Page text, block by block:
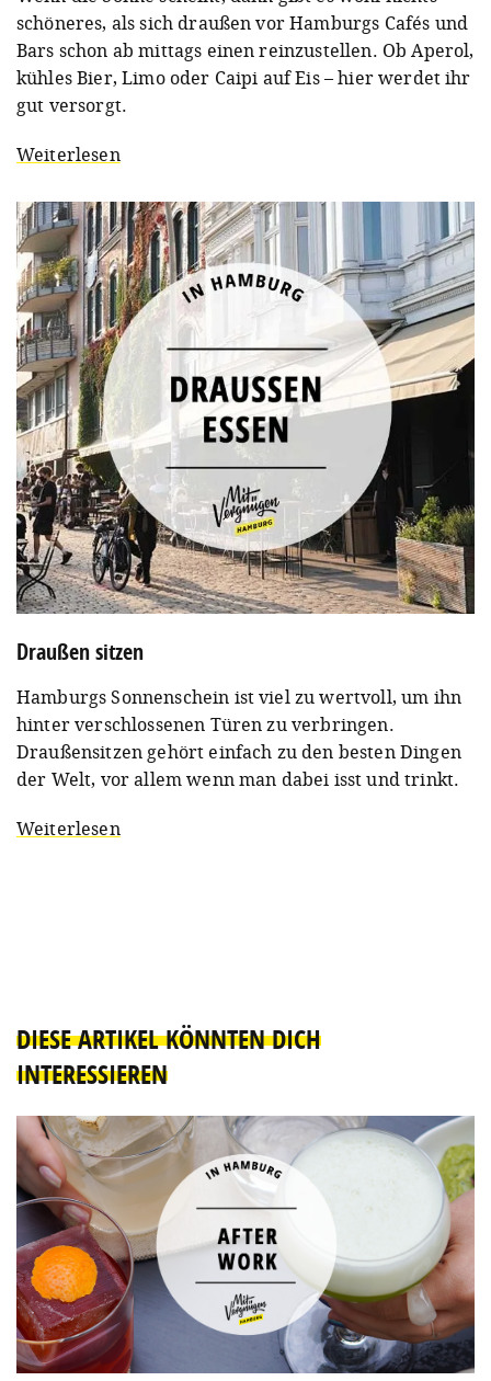
schöneres, als sich draußen vor Hamburgs Cafés und
Bars schon ab mittags einen reinzustellen. Ob Aperol,
kühles Bier, Limo oder Caipi auf Eis – hier werdet ihr
gut versorgt.
Weiterlesen
Draußen sitzen
Hamburgs Sonnenschein ist viel zu wertvoll, um ihn
hinter verschlossenen Türen zu verbringen.
Draußensitzen gehört einfach zu den besten Dingen
der Welt, vor allem wenn man dabei isst und trinkt.
Weiterlesen
DIESE ARTIKEL KÖNNTEN DICH
INTERESSIEREN